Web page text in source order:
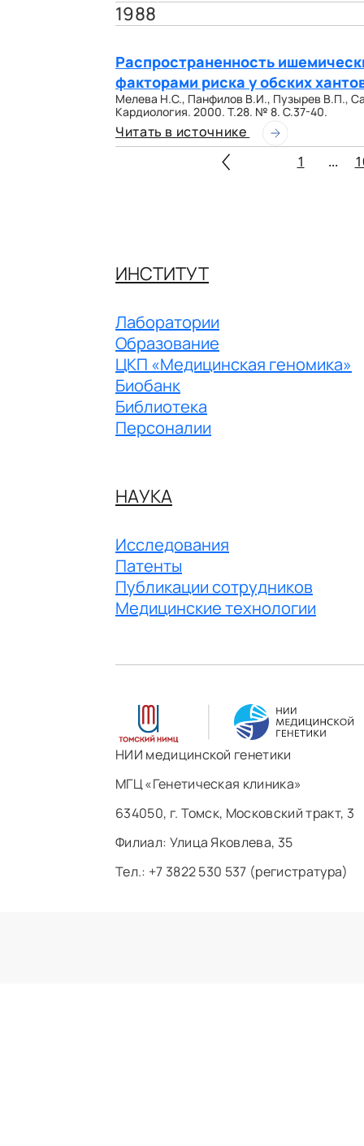
1988
Распространенность
факторами риска у обских
Мелева Н.С., Панфилов В.И., Пузырев В.П.,
Кардиология. 2000. Т.28. № 8. С.37-40.
Читать в источнике
1
...
ИНСТИТУТ
Лаборатории
Образование
ЦКП «Медицинская геномика»
Биобанк
Библиотека
Персоналии
НАУКА
Исследования
Патенты
Публикации сотрудников
Медицинские технологии
НИИ медицинской генетики
МГЦ «Генетическая клиника»
634050, г. Томск, Московский тракт, 3
Филиал: ​Улица Яковлева, 35
Тел.: +7 3822 530 537 (регистратура)